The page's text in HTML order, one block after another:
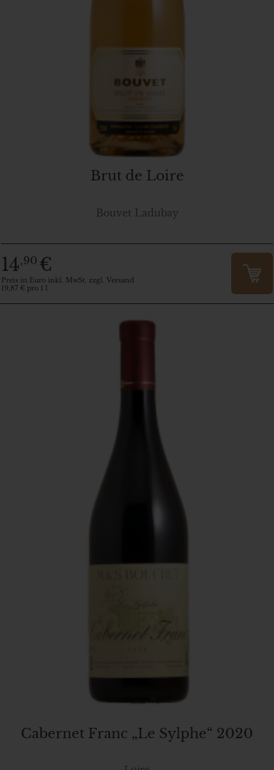
Brut de Loire
Bouvet Ladubay
14,90 €
Preis in Euro inkl. MwSt. zzgl. Versand
19,87 € pro 1 l
Cabernet Franc „Le Sylphe“ 2020